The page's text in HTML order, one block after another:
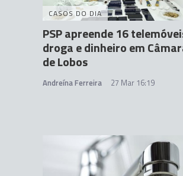
CASOS DO DIA
PSP apreende 16
droga e dinheiro em
de Lobos
Andreína Ferreira 27 Mar 16:19